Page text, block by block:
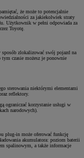
że może to potencjalnie
za jakiekolwiek straty
Użytkownik w pełni odpowiada za
Toyotę.
sposób zlokalizować swój pojazd na
tym czasie możesz je ponownie
sterowania niektórymi elementami
reflektory.
ograniczać korzystanie usługi w
narodowych).
plug-in może oferować funkcję
akumulatora: poziom baterii
spalinowym, a także informacje